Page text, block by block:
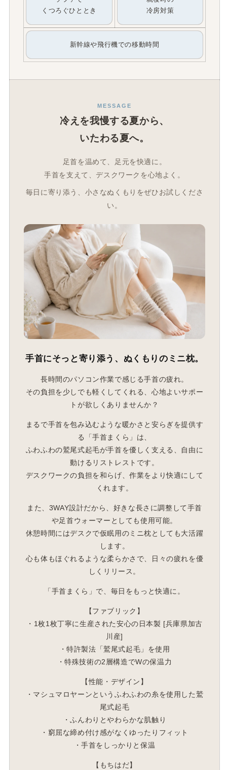
くつろぐひととき
冷房対策
新幹線や飛行機での移動時間
MESSAGE
冷えを我慢する夏から、
いたわる夏へ。
足首を温めて、足元を快適に。
手首を支えて、デスクワークを心地よく。
毎日に寄り添う、小さなぬくもりをぜひお試しくださ
い。
手首にそっと寄り添う、ぬくもりのミニ枕。
長時間のパソコン作業で感じる手首の疲れ。
その負担を少しでも軽くしてくれる、心地よいサポー
トが欲しくありませんか？
まるで手首を包み込むような暖かさと安らぎを提供す
る「手首まくら」は、
ふわふわの鷲尾式起毛が手首を優しく支える、自由に
動けるリストレストです。
デスクワークの負担を和らげ、作業をより快適にして
くれます。
また、3WAY設計だから、好きな長さに調整して手首
や足首ウォーマーとしても使用可能。
休憩時間にはデスクで仮眠用のミニ枕としても大活躍
します。
心も体もほぐれるような柔らかさで、日々の疲れを優
しくリリース。
「手首まくら」で、毎日をもっと快適に。
【ファブリック】
・1枚1枚丁寧に生産された安心の日本製 [兵庫県加古
川産]
・特許製法「鷲尾式起毛」を使用
・特殊技術の2層構造でWの保温力
【性能・デザイン】
・マシュマロヤーンというふわふわの糸を使用した鷲
尾式起毛
・ふんわりとやわらかな肌触り
・窮屈な締め付け感がなくゆったりフィット
・手首をしっかりと保温
【もちはだ】